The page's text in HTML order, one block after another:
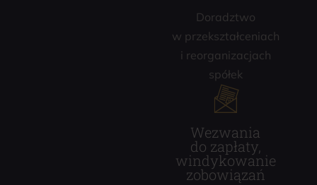
Doradztwo
w przekształceniach
i reorganizacjach
spółek
Wezwania
do zapłaty,
windykowanie
zobowiązań